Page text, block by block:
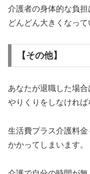
介護者の身体的な負担
どんどん大きくなって
【その他】
あなたが退職した場
やりくりをしなければ
生活費プラス介護料金
かかってしまいます。